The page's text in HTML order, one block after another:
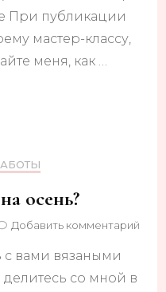
При публикации
мастер-классу,
меня, как …
осень?
Добавить комментарийк
вами вязаными
со мной в